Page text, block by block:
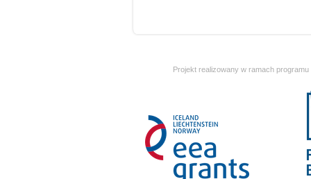
Projekt realizowany w ramach